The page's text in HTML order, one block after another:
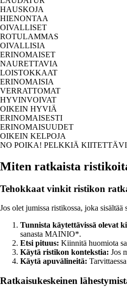
HAUSKOJA
HIENONTAA
OIVALLISET
ROTULAMMAS
OIVALLISIA
ERINOMAISET
NAURETTAVIA
LOISTOKKAAT
ERINOMAISIA
VERRATTOMAT
HYVINVOIVAT
OIKEIN HYVIÄ
ERINOMAISESTI
ERINOMAISUUDET
OIKEIN KELPOJA
NO POIKA! PELKKIÄ
Miten ratkaista
Tehokkaat vinkit ristikon
Jos olet jumissa ristikossa, joka
Tunnista käytettävissä olevat
sanasta MAINIO*.
Etsi pituus: Kiinnitä huomiota
Käytä ristikon kontekstia: Jos
Käytä apuvälineitä:
Ratkaisukeskeinen